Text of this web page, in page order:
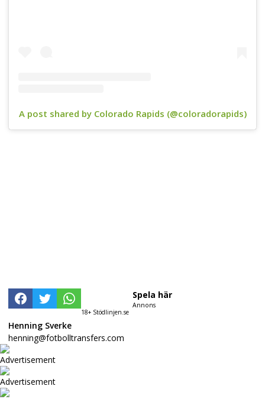
A post shared by Colorado Rapids (@coloradorapids)
18+ Stödlinjen.se
Spela här
Annons
Henning Sverke
henning@fotbolltransfers.com